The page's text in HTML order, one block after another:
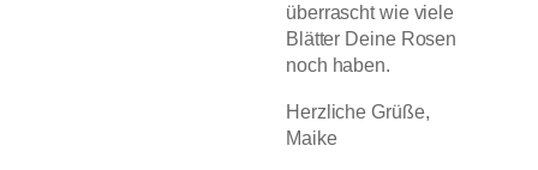
überrascht wie viele
Blätter Deine Rosen
noch haben.
Herzliche Grüße,
Maike